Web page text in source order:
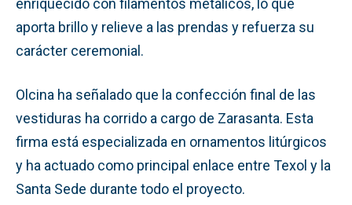
enriquecido con filamentos metálicos, lo que
aporta brillo y relieve a las prendas y refuerza su
carácter ceremonial.
Olcina ha señalado que la confección final de las
vestiduras ha corrido a cargo de Zarasanta. Esta
firma está especializada en ornamentos litúrgicos
y ha actuado como principal enlace entre Texol y la
Santa Sede durante todo el proyecto.